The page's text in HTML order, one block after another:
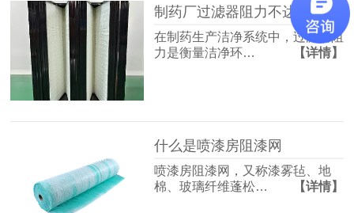
制药厂过滤器阻力不达标？快速排查与整改方案收好！
在制药生产洁净系统中，过滤器阻
力是衡量洁净环…
【详情】
什么是喷漆房阻漆网
喷漆房阻漆网，又称漆雾毡、地
棉、玻璃纤维蓬松…
【详情】